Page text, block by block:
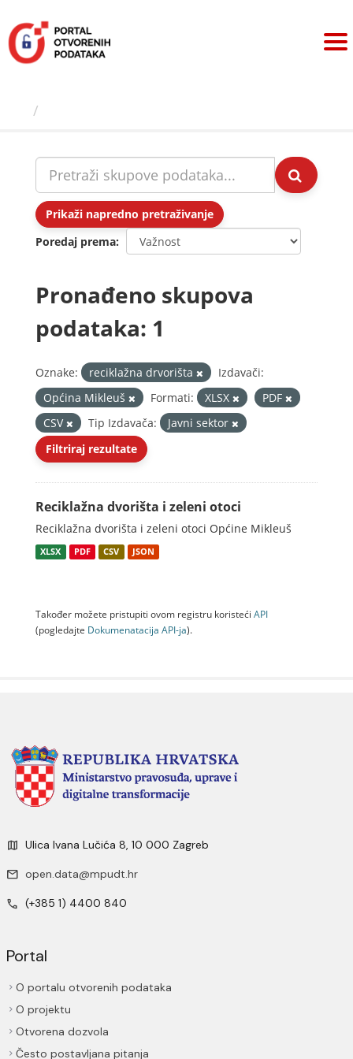
sadržaj
Prikaži napredno pretraživanje
Poredaj prema
Pronađeno skupova
podataka: 1
Oznake: reciklažna drvorišta
Izdavači:
Općina Mikleuš
Formati: XLSX
PDF
CSV
Tip Izdavača:
Javni sektor
Filtriraj rezultate
Reciklažna dvorišta i zeleni otoci
Reciklažna dvorišta i zeleni otoci Općine Mikleuš
XLSX PDF CSV JSON
Također možete pristupiti ovom registru koristeći API
(pogledajte Dokumenаtаcijа API-jа).